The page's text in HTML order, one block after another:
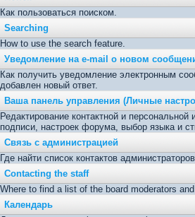
Как пользоваться поиском.
Searching
How to use the search feature.
Уведомление на е-mail о новом
Как получить уведомление электронным
добавлен новый ответ.
Ваша панель управления (Личные
Редактирование контактной и
подписи, настроек форума, выбор языка и
Связь с администрацией
Где найти список контактов
Contacting the staff
Where to find a list of the board moderators
Календарь